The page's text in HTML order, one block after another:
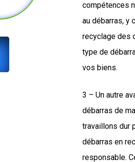
compétences
au débarras, y
recyclage des
type de
vos biens.
3 – Un autre
débarras de
travaillons dur
débarras en
responsable.